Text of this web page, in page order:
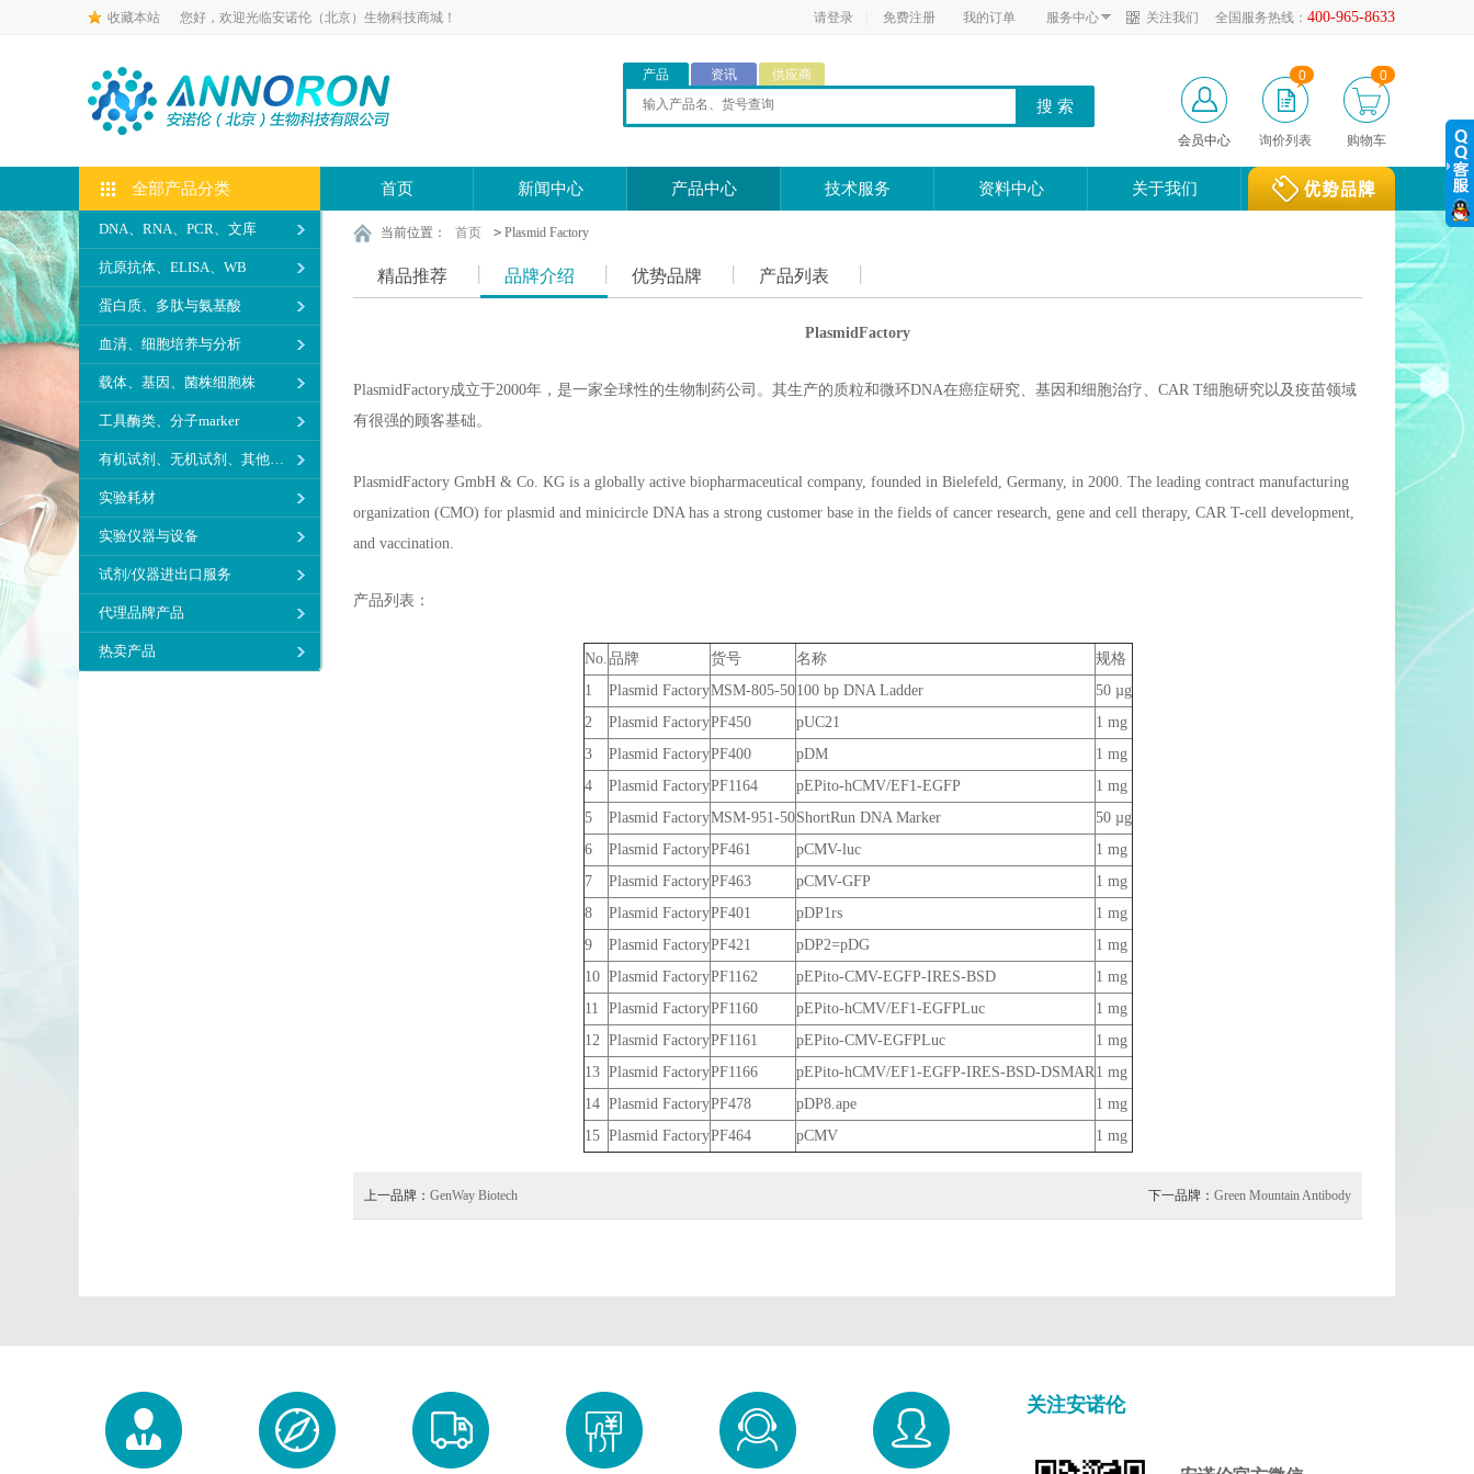
收藏本站 您好，欢迎光临安诺伦（北京）生物科技商城！ 全国服务热线： 400-965-8633
关注我们
服务中心
请登录 免费注册 我的订单
产品 资讯 供应商
会员中心 询价列表
0
购物车
0
全部产品分类
DNA、RNA、PCR、文库
抗原抗体、ELISA、WB
蛋白质、多肽与氨基酸
血清、细胞培养与分析
载体、基因、菌株细胞株
工具酶类、分子marker
有机试剂、无机试剂、其他生化试剂
实验耗材
实验仪器与设备
试剂/仪器进出口服务
代理品牌产品
热卖产品
首页 新闻中心 产品中心 技术服务 资料中心 关于我们
当前位置： 首页 > Plasmid Factory
精品推荐 品牌介绍 优势品牌 产品列表
PlasmidFactory
PlasmidFactory成立于2000年，是一家全球性的生物制药公司。其生产的质粒和微环DNA在癌症研究、基因和细胞治疗、CAR T细胞研究以及疫苗领域
有很强的顾客基础。
PlasmidFactory GmbH & Co. KG is a globally active biopharmaceutical company, founded in Bielefeld, Germany, in 2000. The leading contract manufacturing
organization (CMO) for plasmid and minicircle DNA has a strong customer base in the fields of cancer research, gene and cell therapy, CAR T-cell development,
and vaccination.
产品列表：
No.品牌 货号 名称
规格
1
Plasmid FactoryMSM-805-50100 bp DNA Ladder
50 µg
2
Plasmid FactoryPF450 pUC21
1 mg
3
Plasmid FactoryPF400 pDM
1 mg
4
Plasmid FactoryPF1164 pEPito-hCMV/EF1-EGFP
1 mg
5
Plasmid FactoryMSM-951-50ShortRun DNA Marker
50 µg
6
Plasmid FactoryPF461 pCMV-luc
1 mg
7
Plasmid FactoryPF463 pCMV-GFP
1 mg
8
Plasmid FactoryPF401 pDP1rs
1 mg
9
Plasmid FactoryPF421 pDP2=pDG
1 mg
10 Plasmid FactoryPF1162 pEPito-CMV-EGFP-IRES-BSD
1 mg
11
Plasmid FactoryPF1160 pEPito-hCMV/EF1-EGFPLuc
1 mg
12 Plasmid FactoryPF1161 pEPito-CMV-EGFPLuc
1 mg
13 Plasmid FactoryPF1166 pEPito-hCMV/EF1-EGFP-IRES-BSD-DSMAR1 mg
14 Plasmid FactoryPF478 pDP8.ape
1 mg
15 Plasmid FactoryPF464 pCMV 1 mg
上一品牌： GenWay Biotech 下一品牌： Green Mountain Antibody
关注安诺伦